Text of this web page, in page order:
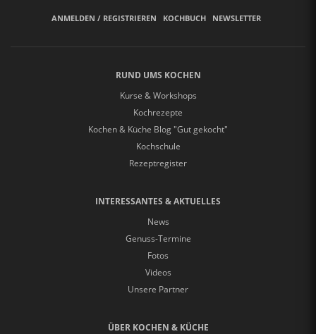
ANMELDEN / REGISTRIEREN KOCHBUCH NEWSLETTER
RUND UMS KOCHEN
Kurse & Workshops
Kochrezepte
Kochen & Küche Blog "Gut gekocht"
Kochschule
Rezeptregister
INTERESSANTES & AKTUELLES
News
Genuss-Termine
Fotos
Videos
Unsere Partner
ÜBER KOCHEN & KÜCHE